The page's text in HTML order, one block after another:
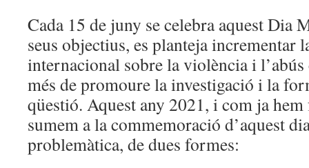
Cada 15 de juny se celebra aquest Dia
seus objectius, es planteja incrementar
internacional sobre la violència i
més de promoure la investigació i la
qüestió. Aquest any 2021, i com ja
sumem a la commemoració d’aquest
problemàtica, de dues formes: